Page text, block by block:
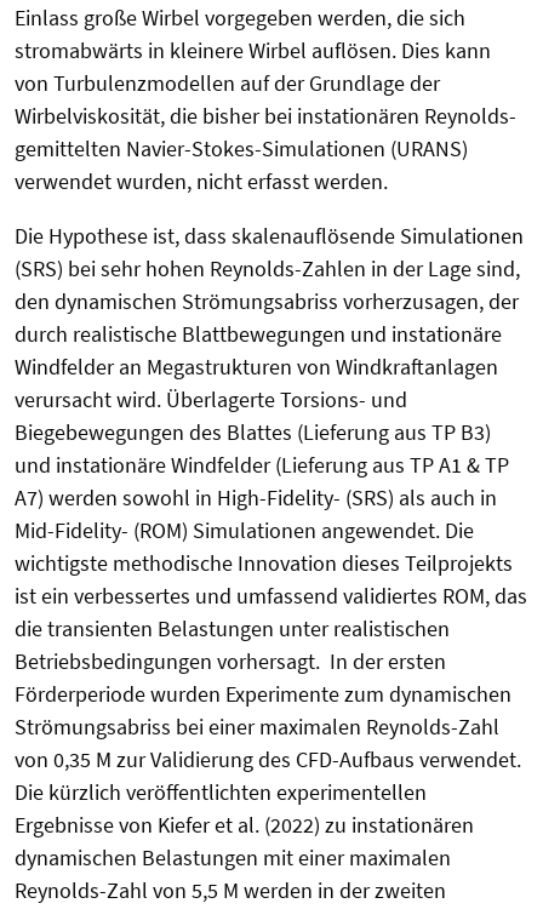
Einlass große Wirbel vorgegeben werden, die sich
stromabwärts in kleinere Wirbel auflösen. Dies kann
von Turbulenzmodellen auf der Grundlage der
Wirbelviskosität, die bisher bei instationären Reynolds-
gemittelten Navier-Stokes-Simulationen (URANS)
verwendet wurden, nicht erfasst werden.
Die Hypothese ist, dass skalenauflösende Simulationen
(SRS) bei sehr hohen Reynolds-Zahlen in der Lage sind,
den dynamischen Strömungsabriss vorherzusagen, der
durch realistische Blattbewegungen und instationäre
Windfelder an Megastrukturen von Windkraftanlagen
verursacht wird. Überlagerte Torsions- und
Biegebewegungen des Blattes (Lieferung aus TP B3)
und instationäre Windfelder (Lieferung aus TP A1 & TP
A7) werden sowohl in High-Fidelity- (SRS) als auch in
Mid-Fidelity- (ROM) Simulationen angewendet. Die
wichtigste methodische Innovation dieses Teilprojekts
ist ein verbessertes und umfassend validiertes ROM, das
die transienten Belastungen unter realistischen
Betriebsbedingungen vorhersagt. In der ersten
Förderperiode wurden Experimente zum dynamischen
Strömungsabriss bei einer maximalen Reynolds-Zahl
von 0,35 M zur Validierung des CFD-Aufbaus verwendet.
Die kürzlich veröffentlichten experimentellen
Ergebnisse von Kiefer et al. (2022) zu instationären
dynamischen Belastungen mit einer maximalen
Reynolds-Zahl von 5,5 M werden in der zweiten